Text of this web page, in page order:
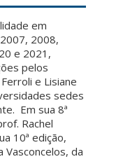
em
2008,
e 2021,
pelos
e Lisiane
sedes
Em sua 8ª
Rachel
10ª edição,
Vasconcelos, da